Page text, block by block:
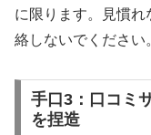
に限ります。見慣
絡しないでください
手口3：口コミ
を捏造